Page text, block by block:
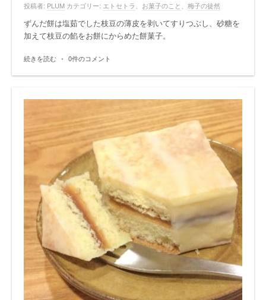
投稿者: PLUM カテゴリー: エトセトラ、 お菓子のこと、 梅子の徒然
ずんだ餅は塩茹でした枝豆の薄皮を剥いてすりつぶし、砂糖を
加えて枝豆の餡をお餅にからめた餅菓子。
続きを読む • 0件のコメント